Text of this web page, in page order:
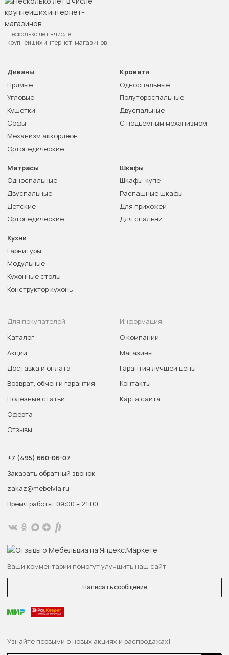
Узнайте первыми о новых акциях и распродажах!
Несколько лет в числе
крупнейших интернет-магазинов
Диваны
Прямые
Угловые
Кушетки
Софы
Механизм аккордеон
Ортопедические
Кровати
Односпальные
Полутороспальные
Двуспальные
С подъемным механизмом
Матрасы
Односпальные
Двуспальные
Детские
Ортопедические
Шкафы
Шкафы-купе
Распашные шкафы
Для прихожей
Для спальни
Кухни
Гарнитуры
Модульные
Кухонные столы
Конструктор кухонь
Для покупателей
Каталог
Акции
Доставка и оплата
Возврат, обмен и гарантия
Полезные статьи
Оферта
Отзывы
Информация
О компании
Магазины
Гарантия лучшей цены
Контакты
Карта сайта
+7 (495) 660-06-07
Заказать обратный звонок
zakaz@mebelvia.ru
Время работы: 09:00 – 21:00
Ваши комментарии помогут улучшить наш сайт
Написать сообщение